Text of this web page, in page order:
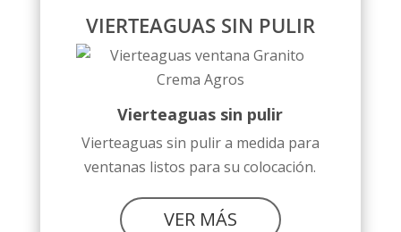
VIERTEAGUAS SIN PULIR
Vierteaguas sin pulir
Vierteaguas sin pulir a medida para
ventanas listos para su colocación.
VER MÁS